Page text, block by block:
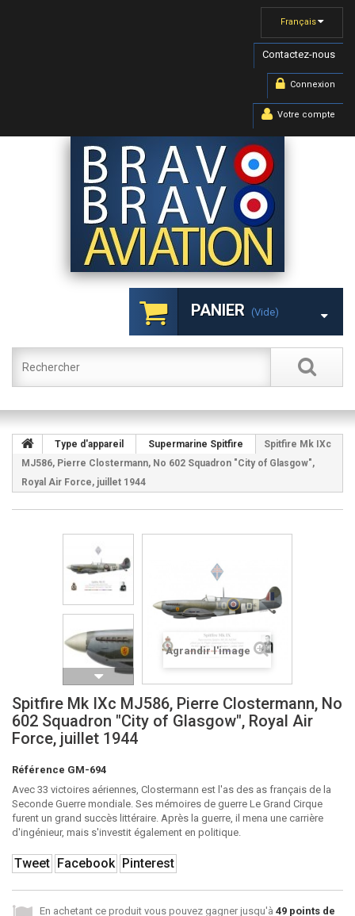
Français
Contactez-nous
Connexion
Votre compte
PANIER (vide)
Type d'appareil Supermarine Spitfire
Spitfire Mk IXc
MJ586, Pierre Clostermann, No 602 Squadron "City of Glasgow",
Royal Air Force, juillet 1944
Agrandir l'image
Spitfire Mk IXc MJ586, Pierre Clostermann, No
602 Squadron "City of Glasgow", Royal Air
Force, juillet 1944
Référence GM-694
Avec 33 victoires aériennes, Clostermann est l'as des as français de la
Seconde Guerre mondiale. Ses mémoires de guerre Le Grand Cirque
furent un grand succès littéraire. Après la guerre, il mena une carrière
d'ingénieur, mais s'investit également en politique.
Tweet Facebook Pinterest
En achetant ce produit vous pouvez gagner jusqu'à 49 points de